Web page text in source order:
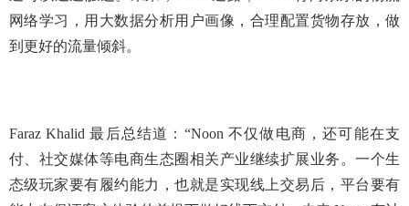
网络学习，用大数据分析用户画像，合理配置货物存放，做
到更好的流量倾斜。
Faraz Khalid 最后总结道：“Noon 不仅做电商，还可能在支
付、社交媒体等电商生态圈相关产业继续扩展业务。一个生
态级玩家要有履约能力，也就是实现线上交易后，平台要有